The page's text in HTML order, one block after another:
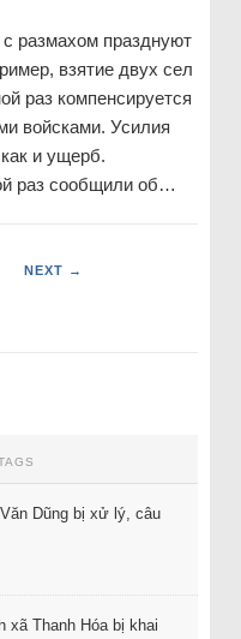
размахом празднуют
взятие двух сел
раз компенсируется
войсками. Усилия
и ущерб.
раз сообщили об…
NEXT →
Dũng bị xử lý, câu
xã Thanh Hóa bị khai